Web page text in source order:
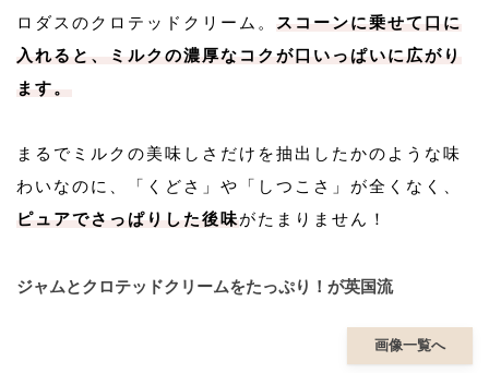
ロダスのクロテッドクリーム。
スコーンに乗せて口に
入れると、ミルクの濃厚なコクが口いっぱいに広がり
ます。
まるでミルクの美味しさだけを抽出したかのような味
わいなのに、「くどさ」や「しつこさ」が全くなく、
ピュアでさっぱりした後味がたまりません！
ジャムとクロテッドクリームをたっぷり！が英国流
画像一覧へ